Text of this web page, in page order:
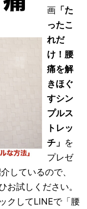
画 「た
ったこ
れだ
け！腰
痛を解
きほぐ
すシン
プルス
トレッ
チ」 を
プレゼ
しているので、
お試しください。
クしてLINEで「腰